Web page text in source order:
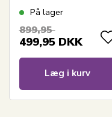
Bomulds krep - Gråt
På lager
899,95
499,95 DKK
Læg i kurv